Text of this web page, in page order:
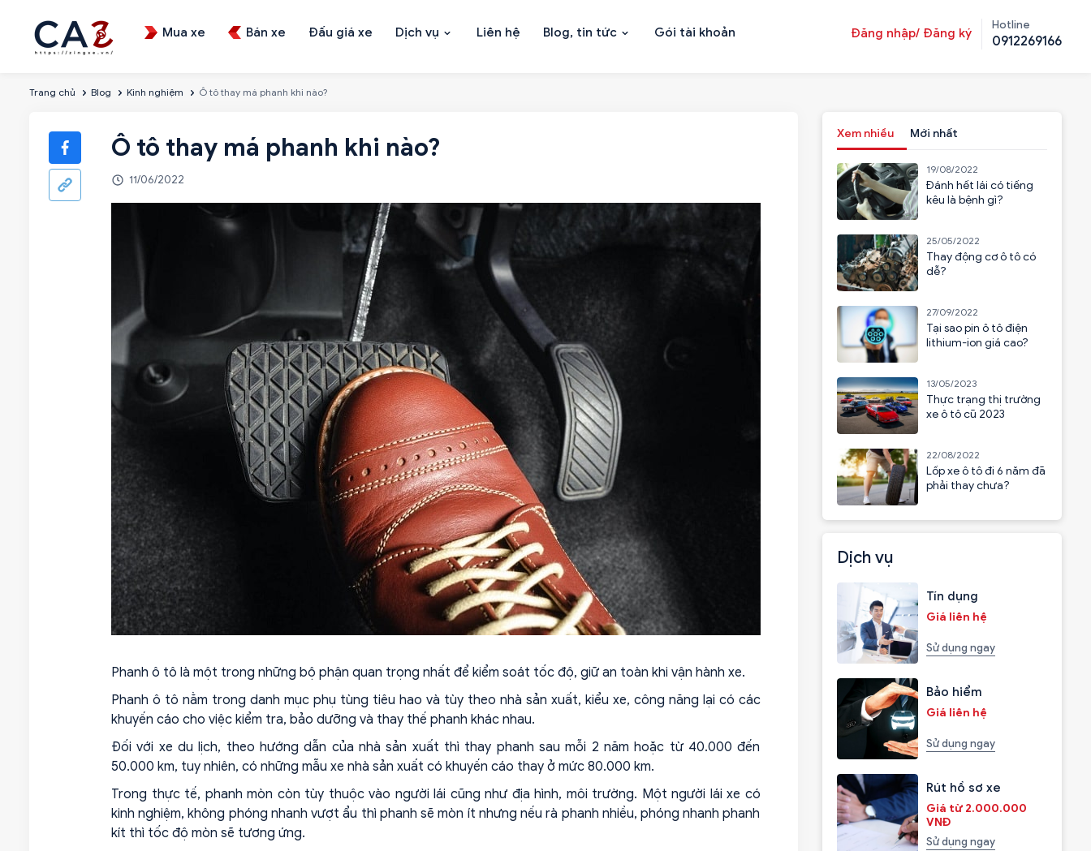
Mua xe Bán xe Đấu giá xe Dịch vụ Liên hệ Blog, tin tức Gói tài khoản Đăng nhập/ Đăng ký
Hotline
0912269166
Trang chủ Blog Kinh nghiệm Ô tô thay má phanh khi nào?
Ô tô thay má phanh khi nào?
11/06/2022
Phanh ô tô là một trong những bộ phận quan trọng nhất để kiểm soát tốc độ, giữ an toàn khi vận hành xe.
Phanh ô tô nằm trong danh mục phụ tùng tiêu hao và tùy theo nhà sản xuất, kiểu xe, công năng lại có các
khuyến cáo cho việc kiểm tra, bảo dưỡng và thay thế phanh khác nhau.
Đối với xe du lịch, theo hướng dẫn của nhà sản xuất thì thay phanh sau mỗi 2 năm hoặc từ 40.000 đến
50.000 km, tuy nhiên, có những mẫu xe nhà sản xuất có khuyến cáo thay ở mức 80.000 km.
Trong thực tế, phanh mòn còn tùy thuộc vào người lái cũng như địa hình, môi trường. Một người lái xe có
kinh nghiệm, không phóng nhanh vượt ẩu thì phanh sẽ mòn ít nhưng nếu rà phanh nhiều, phóng nhanh phanh
kít thì tốc độ mòn sẽ tương ứng.
Xem nhiều Mới nhất
19/08/2022
Đánh hết lái có tiếng
kêu là bệnh gì?
25/05/2022
Thay động cơ ô tô có
dễ?
27/09/2022
Tại sao pin ô tô điện
lithium-ion giá cao?
13/05/2023
Thực trạng thị trường
xe ô tô cũ 2023
22/08/2022
Lốp xe ô tô đi 6 năm đã
phải thay chưa?
Dịch vụ
Tín dụng
Giá liên hệ
Sử dụng ngay
Bảo hiểm
Giá liên hệ
Sử dụng ngay
Rút hồ sơ xe
Giá từ 2.000.000
VNĐ
Sử dụng ngay